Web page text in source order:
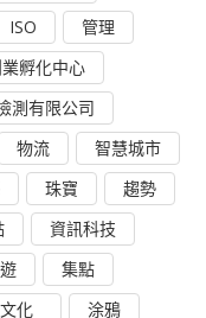
ISO
管理
孵化中心
測有限公司
物流
智慧城市
珠寶
趨勢
資訊科技
集點
文化
涂鴉